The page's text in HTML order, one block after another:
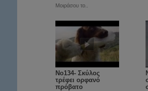
Μοιράσου το..
Νο134- Σκύλος
τρέφει ορφανό
πρόβατο